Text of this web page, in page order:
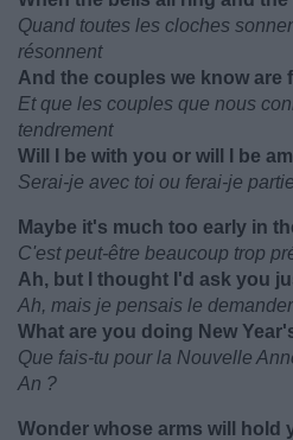
Quand toutes les cloches
résonnent
And the couples we know are
Et que les couples que nous
tendrement
Will I be with you or will I be
Serai-je avec toi ou ferai-je
Maybe it's much too early in
C'est peut-être beaucoup trop
Ah, but I thought I'd ask you
Ah, mais je pensais le
What are you doing New
Que fais-tu pour la Nouvelle
An ?
Wonder whose arms will hold